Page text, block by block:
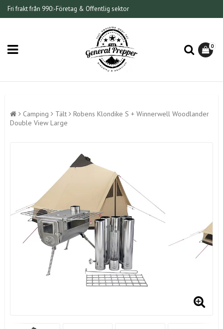
Fri frakt från 990:-Företag & Offentlig sektor
0
Camping Tält
Robens Klondike S + Winnerwell Woodlander
Double View Large